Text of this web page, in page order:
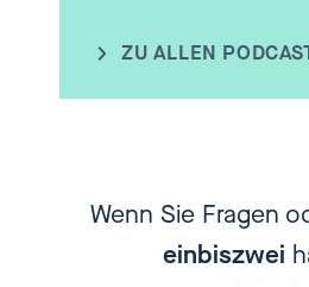
Flecken, fragst dich,
kann man das
diskutieren.
ZU ALLEN
Wenn Sie Fragen
einbiszwei